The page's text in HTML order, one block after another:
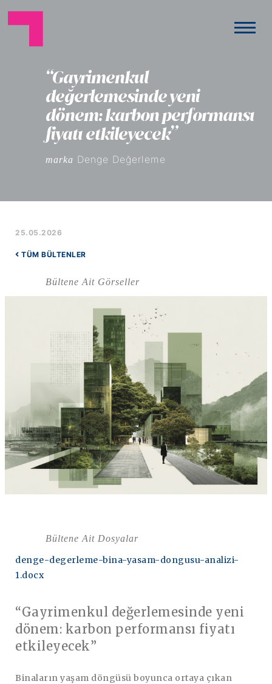
“Gayrimenkul
değerlemesinde yeni
dönem: karbon performansı
fiyatı etkileyecek”
marka Denge Değerleme
25.05.2026
TÜM BÜLTENLER
Bültene Ait Görseller
Bültene Ait Dosyalar
denge-degerleme-bina-yasam-dongusu-analizi-
1.docx
“Gayrimenkul değerlemesinde yeni
dönem: karbon performansı fiyatı
etkileyecek”
Binaların yaşam döngüsü boyunca ortaya çıkan